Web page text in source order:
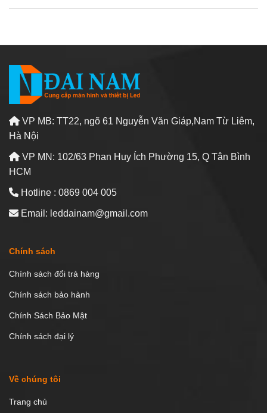
VP MB: TT22, ngõ 61 Nguyễn Văn Giáp,Nam Từ Liêm,
Hà Nội
VP MN: 102/63 Phan Huy Ích Phường 15, Q Tân Bình
HCM
Hotline : 0869 004 005
Email: leddainam@gmail.com
Chính sách
Chính sách đổi trả hàng
Chính sách bảo hành
Chính Sách Bảo Mật
Chính sách đại lý
Về chúng tôi
Trang chủ